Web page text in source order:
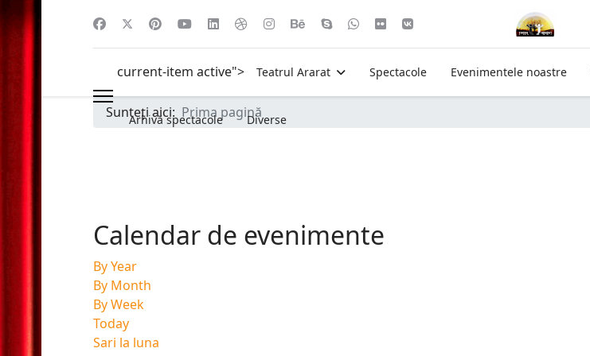
current-item active"> Teatrul Ararat Spectacole Evenimentele noastre
Arhivă spectacole Diverse
Sunteți aici: Prima pagină
Calendar de evenimente
By Year
By Month
By Week
Today
Sari la luna